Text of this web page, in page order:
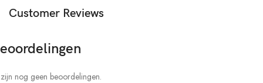
Belangrijkste kenmerken Overspanningsbeveiliging,
1*Oplader
Customer Reviews
nog geen beoordelingen.